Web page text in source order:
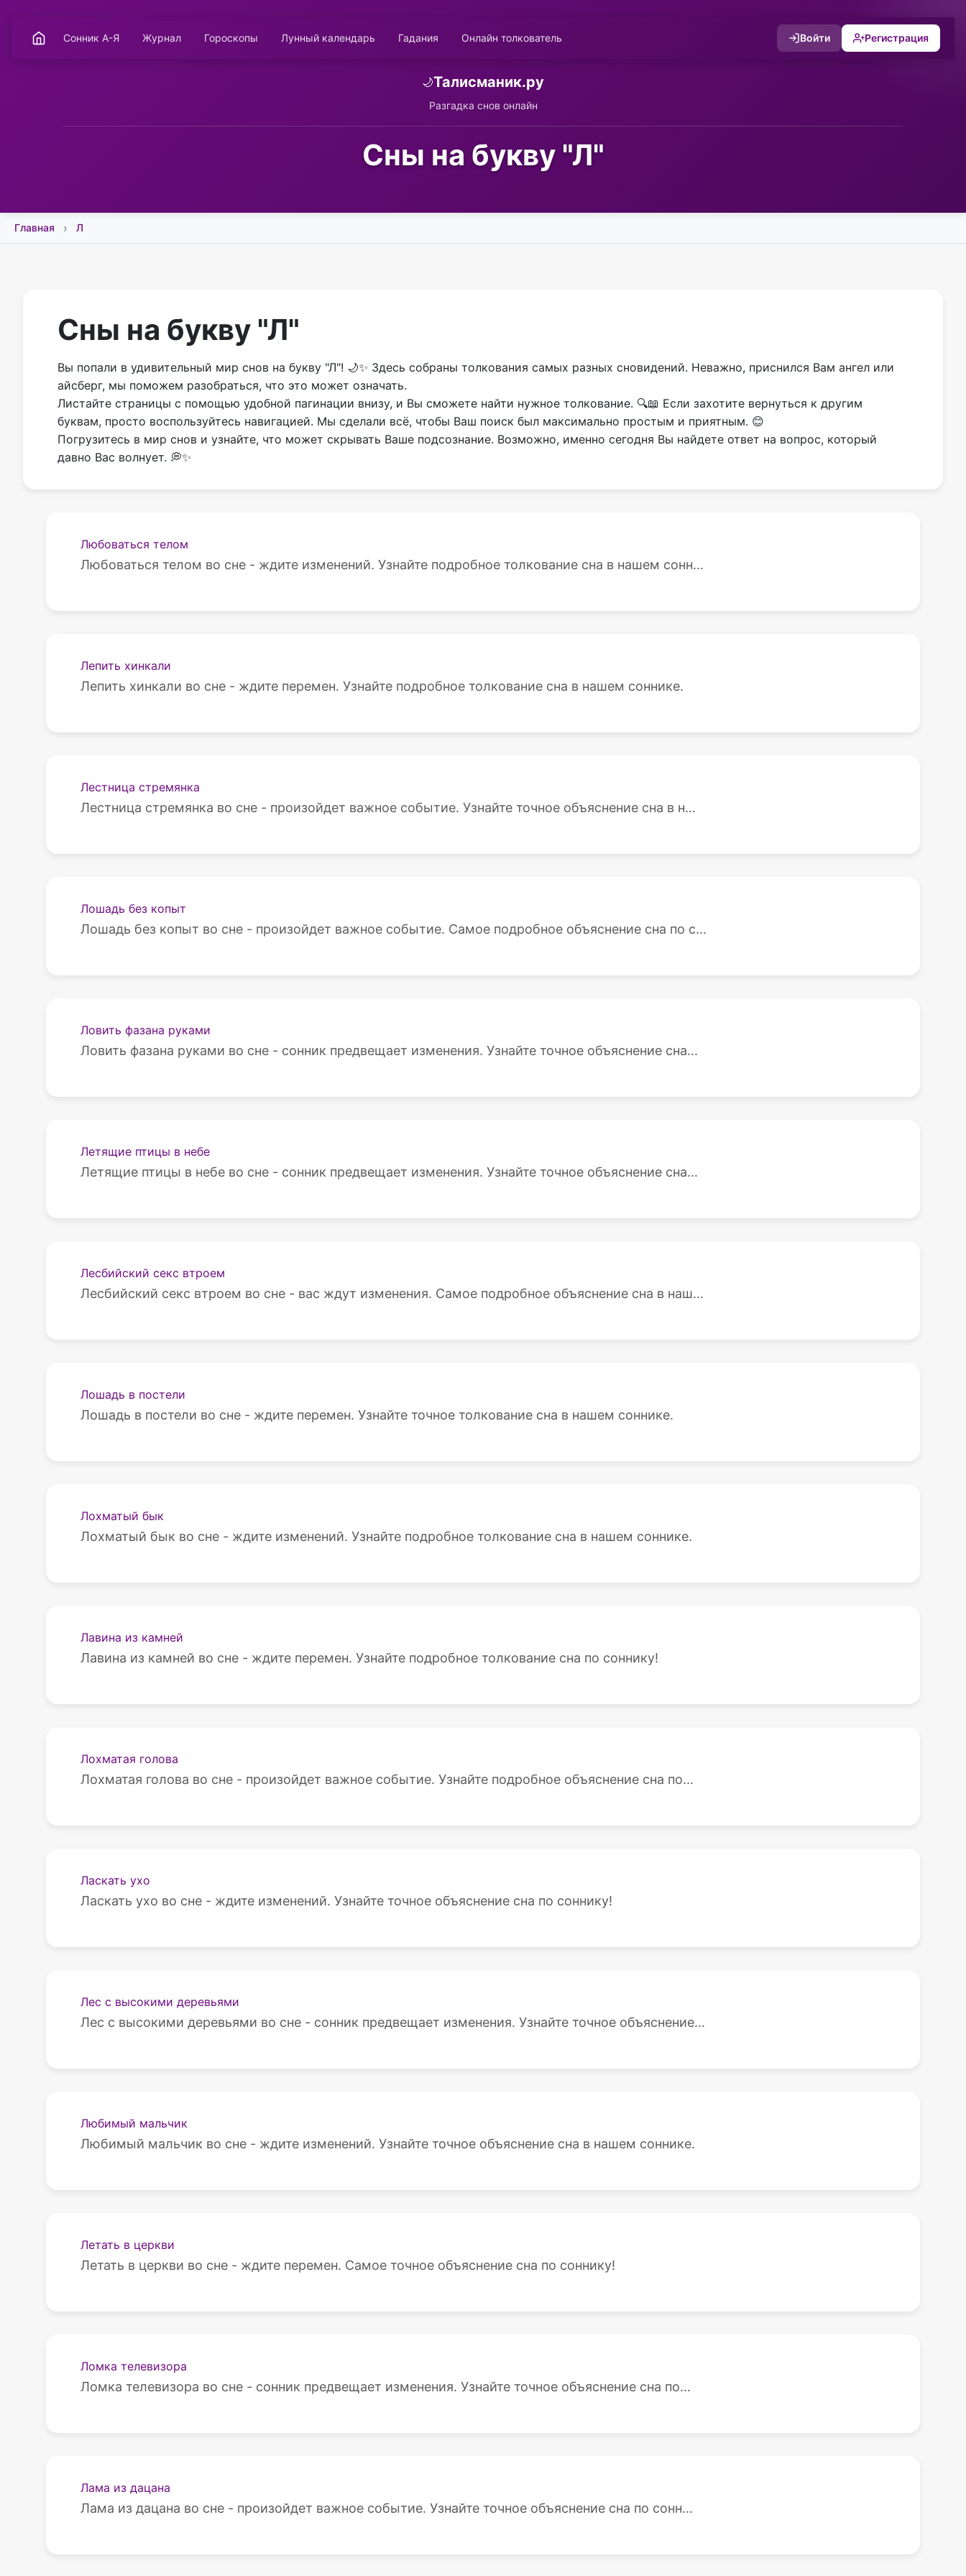
Сонник А-Я Журнал Гороскопы Лунный календарь Гадания Онлайн толкователь Войти Регистрация
🌙Талисманик.ру
Разгадка снов онлайн
Сны на букву "Л"
Главная Л
Сны на букву "Л"
Вы попали в удивительный мир снов на букву "Л"! 🌙✨ Здесь собраны толкования самых разных сновидений. Неважно, приснился Вам ангел или
айсберг, мы поможем разобраться, что это может означать.
Листайте страницы с помощью удобной пагинации внизу, и Вы сможете найти нужное толкование. 🔍📖 Если захотите вернуться к другим
буквам, просто воспользуйтесь навигацией. Мы сделали всё, чтобы Ваш поиск был максимально простым и приятным. 😊
Погрузитесь в мир снов и узнайте, что может скрывать Ваше подсознание. Возможно, именно сегодня Вы найдете ответ на вопрос, который
давно Вас волнует. 💭✨
Любоваться телом
Любоваться телом во сне - ждите изменений. Узнайте подробное толкование сна в нашем сонн...
Лепить хинкали
Лепить хинкали во сне - ждите перемен. Узнайте подробное толкование сна в нашем соннике.
Лестница стремянка
Лестница стремянка во сне - произойдет важное событие. Узнайте точное объяснение сна в н...
Лошадь без копыт
Лошадь без копыт во сне - произойдет важное событие. Самое подробное объяснение сна по с...
Ловить фазана руками
Ловить фазана руками во сне - сонник предвещает изменения. Узнайте точное объяснение сна...
Летящие птицы в небе
Летящие птицы в небе во сне - сонник предвещает изменения. Узнайте точное объяснение сна...
Лесбийский секс втроем
Лесбийский секс втроем во сне - вас ждут изменения. Самое подробное объяснение сна в наш...
Лошадь в постели
Лошадь в постели во сне - ждите перемен. Узнайте точное толкование сна в нашем соннике.
Лохматый бык
Лохматый бык во сне - ждите изменений. Узнайте подробное толкование сна в нашем соннике.
Лавина из камней
Лавина из камней во сне - ждите перемен. Узнайте подробное толкование сна по соннику!
Лохматая голова
Лохматая голова во сне - произойдет важное событие. Узнайте подробное объяснение сна по...
Ласкать ухо
Ласкать ухо во сне - ждите изменений. Узнайте точное объяснение сна по соннику!
Лес с высокими деревьями
Лес с высокими деревьями во сне - сонник предвещает изменения. Узнайте точное объяснение...
Любимый мальчик
Любимый мальчик во сне - ждите изменений. Узнайте точное объяснение сна в нашем соннике.
Летать в церкви
Летать в церкви во сне - ждите перемен. Самое точное объяснение сна по соннику!
Ломка телевизора
Ломка телевизора во сне - сонник предвещает изменения. Узнайте точное объяснение сна по...
Лама из дацана
Лама из дацана во сне - произойдет важное событие. Узнайте точное объяснение сна по сонн...